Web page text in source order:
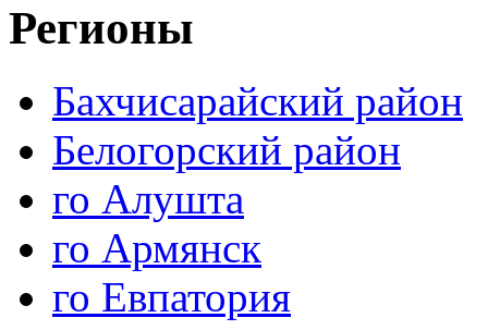
Регионы
Бахчисарайский район
Белогорский район
го Алушта
го Армянск
го Евпатория